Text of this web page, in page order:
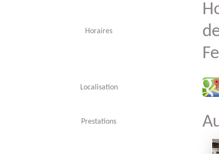
Horaires
Localisation
Prestations